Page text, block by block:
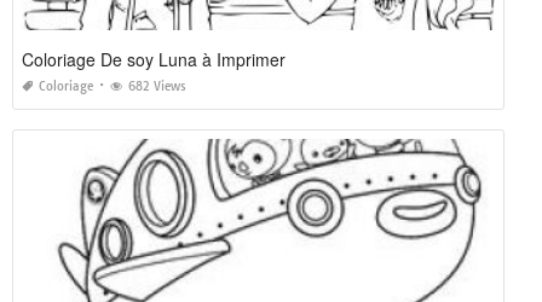
Coloriage De soy Luna à Imprimer
Coloriage 682 Views